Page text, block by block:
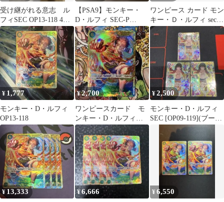
受け継がれる意志 ル
フィSEC OP13-118 4枚
セット
【PSA9】モンキー・
D・ルフィ SEC-P
OP13-118受け継がれる
意志
ワンピース カード モン
キー・Ｄ・ルフィ sec
OP13-118
¥ 1,777
モンキー・D・ルフィ
OP13-118
¥2,700
ワンピースカード モ
ンキー・D・ルフィ
SEC OP13-118
¥2,500
モンキー・D・ルフィ
SEC [OP09-119](ブース
ターパック新たなる皇
¥ 13,333 ¥6,666 ¥6,550